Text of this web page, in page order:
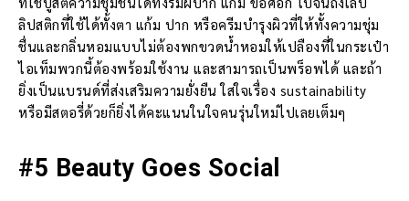
ลิปสติกที่ใช้ได้ทั้งตา แก้ม ปาก หรือครีมบำรุงผิวที่ให้ทั้งความชุ่ม
ชื่นและกลิ่นหอมแบบไม่ต้องพกขวดน้ำหอมให้เปลืองที่ในกระเป๋า
ไอเท็มพวกนี้ต้องพร้อมใช้งาน และสามารถเป็นพร็อพได้ และถ้า
ยิ่งเป็นแบรนด์ที่ส่งเสริมความยั่งยืน ใส่ใจเรื่อง sustainability
หรือมีสตอรี่ด้วยก็ยิ่งได้คะแนนในใจคนรุ่นใหม่ไปเลยเต็มๆ
#5 Beauty Goes Social